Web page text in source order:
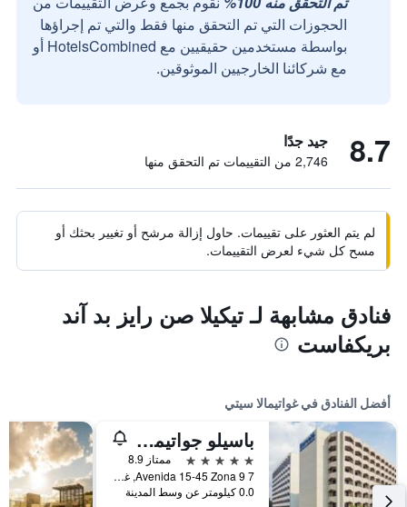
الحجوزات التي تم التحقق منها فقط والتي تم إجراؤها
بواسطة مستخدمين حقيقيين مع HotelsCombined أو
مع شركائنا الخارجيين الموثوقين.
8.7 جيد جدًا
2,746 من التقييمات تم التحقق منها
لم يتم العثور على تقييمات. حاول إزالة مرشح أو تغيير بحثك أو
مسح كل شيء لعرض التقييمات.
فنادق مشابهة لـ تيكيلا صن رايز بد آند
بريكفاست
أفضل الفنادق في غواتيمالا سيتي
باسيلو جواتيمالا سيتي
5 نجوم
ممتاز 8.9
7 Avenida 15-45 Zona 9, غواتيمالا سيتي, غواتيمالا
0.0 كيلومتر عن وسط المدينة